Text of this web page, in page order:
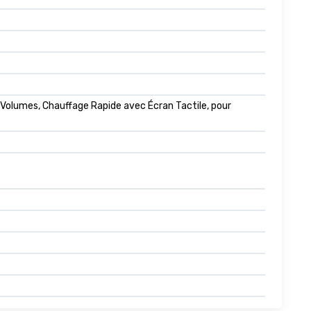
Chauffage Rapide avec Écran Tactile, pour